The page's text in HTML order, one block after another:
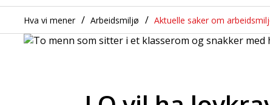
Hva vi mener Arbeidsmiljø Aktuelle saker om